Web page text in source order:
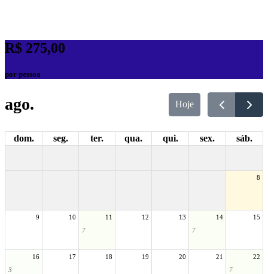
R$ 275,00
por pessoa
ago. Hoje
dom. seg. ter. qua. qui. sex. sáb.
8
9 10 11
7
12 13 14
7
15
16
3
17 18 19 20 21 22
7